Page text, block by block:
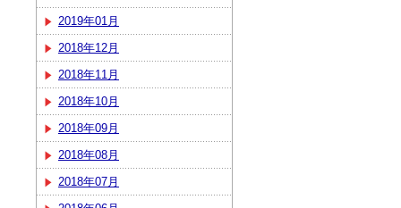
2019年01月
2018年12月
2018年11月
2018年10月
2018年09月
2018年08月
2018年07月